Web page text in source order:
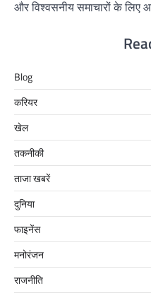
और विश्वसनीय समाचारों के लिए
Blog
करियर
खेल
तकनीकी
ताजा खबरें
दुनिया
फाइनेंस
मनोरंजन
राजनीति